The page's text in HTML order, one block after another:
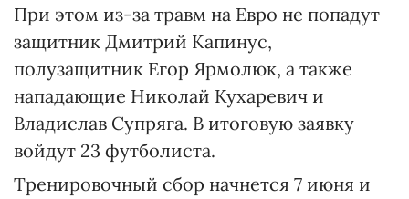
При этом из-за травм на Евро не попадут
защитник Дмитрий Капинус,
полузащитник Егор Ярмолюк, а также
нападающие Николай Кухаревич и
Владислав Супряга. В итоговую заявку
войдут 23 футболиста.
Тренировочный сбор начнется 7 июня и